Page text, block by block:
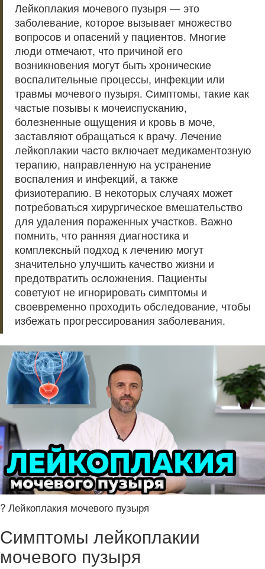
Лейкоплакия мочевого пузыря — это
заболевание, которое вызывает множество
вопросов и опасений у пациентов. Многие
люди отмечают, что причиной его
возникновения могут быть хронические
воспалительные процессы, инфекции или
травмы мочевого пузыря. Симптомы, такие как
частые позывы к мочеиспусканию,
болезненные ощущения и кровь в моче,
заставляют обращаться к врачу. Лечение
лейкоплакии часто включает медикаментозную
терапию, направленную на устранение
воспаления и инфекций, а также
физиотерапию. В некоторых случаях может
потребоваться хирургическое вмешательство
для удаления пораженных участков. Важно
помнить, что ранняя диагностика и
комплексный подход к лечению могут
значительно улучшить качество жизни и
предотвратить осложнения. Пациенты
советуют не игнорировать симптомы и
своевременно проходить обследование, чтобы
избежать прогрессирования заболевания.
? Лейкоплакия мочевого пузыря
Симптомы лейкоплакии
мочевого пузыря